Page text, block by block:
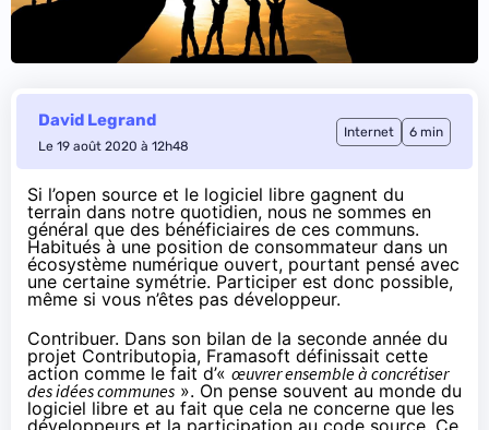
David Legrand
Le 19 août 2020 à 12h48
Internet 6 min
Si l’open source et le logiciel libre gagnent du
terrain dans notre quotidien, nous ne sommes en
général que des bénéficiaires de ces communs.
Habitués à une position de consommateur dans un
écosystème numérique ouvert, pourtant pensé avec
une certaine symétrie. Participer est donc possible,
même si vous n’êtes pas développeur.
Contribuer. Dans son bilan de la seconde année du
projet Contributopia, Framasoft définissait cette
action comme le fait d’« œuvrer ensemble à concrétiser
des idées communes ». On pense souvent au monde du
logiciel libre et au fait que cela ne concerne que les